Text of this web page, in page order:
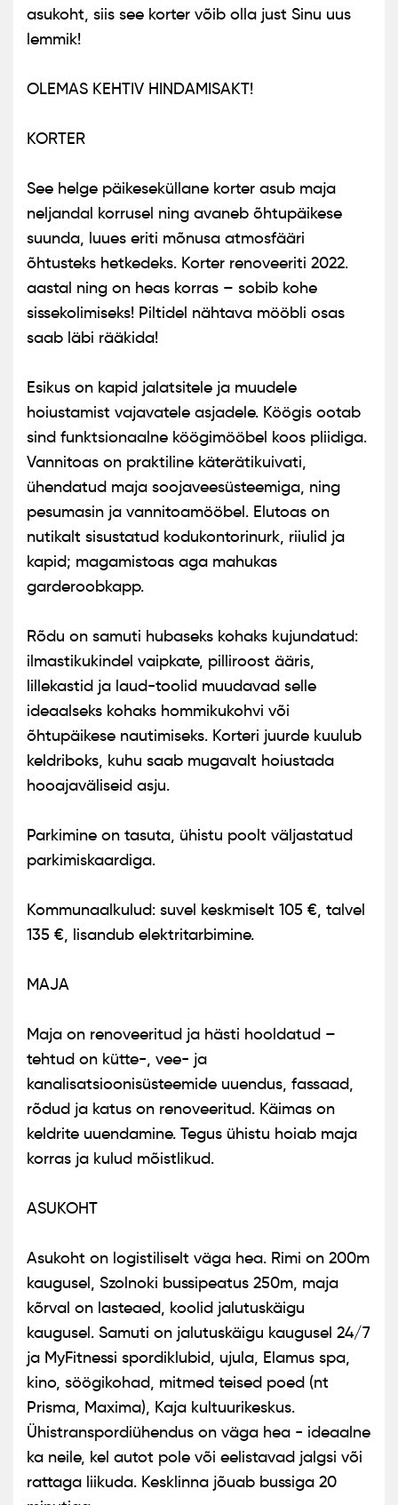
asukoht, siis see korter võib olla just Sinu uus
lemmik!
OLEMAS KEHTIV HINDAMISAKT!
KORTER
See helge päikeseküllane korter asub maja
neljandal korrusel ning avaneb õhtupäikese
suunda, luues eriti mõnusa atmosfääri
õhtusteks hetkedeks. Korter renoveeriti 2022.
aastal ning on heas korras – sobib kohe
sissekolimiseks! Piltidel nähtava mööbli osas
saab läbi rääkida!
Esikus on kapid jalatsitele ja muudele
hoiustamist vajavatele asjadele. Köögis ootab
sind funktsionaalne köögimööbel koos pliidiga.
Vannitoas on praktiline käterätikuivati,
ühendatud maja soojaveesüsteemiga, ning
pesumasin ja vannitoamööbel. Elutoas on
nutikalt sisustatud kodukontorinurk, riiulid ja
kapid; magamistoas aga mahukas
garderoobkapp.
Rõdu on samuti hubaseks kohaks kujundatud:
ilmastikukindel vaipkate, pilliroost ääris,
lillekastid ja laud-toolid muudavad selle
ideaalseks kohaks hommikukohvi või
õhtupäikese nautimiseks. Korteri juurde kuulub
keldriboks, kuhu saab mugavalt hoiustada
hooajaväliseid asju.
Parkimine on tasuta, ühistu poolt väljastatud
parkimiskaardiga.
Kommunaalkulud: suvel keskmiselt 105 €, talvel
135 €, lisandub elektritarbimine.
MAJA
Maja on renoveeritud ja hästi hooldatud –
tehtud on kütte-, vee- ja
kanalisatsioonisüsteemide uuendus, fassaad,
rõdud ja katus on renoveeritud. Käimas on
keldrite uuendamine. Tegus ühistu hoiab maja
korras ja kulud mõistlikud.
ASUKOHT
Asukoht on logistiliselt väga hea. Rimi on 200m
kaugusel, Szolnoki bussipeatus 250m, maja
kõrval on lasteaed, koolid jalutuskäigu
kaugusel. Samuti on jalutuskäigu kaugusel 24/7
ja MyFitnessi spordiklubid, ujula, Elamus spa,
kino, söögikohad, mitmed teised poed (nt
Prisma, Maxima), Kaja kultuurikeskus.
Ühistranspordiühendus on väga hea - ideaalne
ka neile, kel autot pole või eelistavad jalgsi või
rattaga liikuda. Kesklinna jõuab bussiga 20